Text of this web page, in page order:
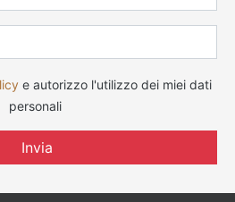
e autorizzo l'utilizzo dei miei dati
personali
Invia